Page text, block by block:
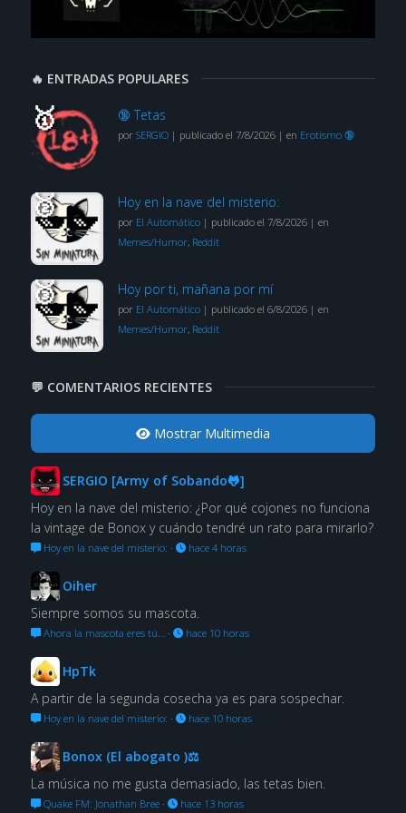
🔥 ENTRADAS POPULARES
🔞 Tetas
por SERGIO| publicado el 7/8/2026| en Erotismo 🔞
Hoy en la nave del misterio:
por El Automático| publicado el 7/8/2026| en
Memes/Humor, Reddit
Hoy por ti, mañana por mí
por El Automático| publicado el 6/8/2026| en
Memes/Humor, Reddit
💬 COMENTARIOS RECIENTES
Mostrar Multimedia
SERGIO [Army of Sobando🐸]
Hoy en la nave del misterio: ¿Por qué cojones no funciona
la vintage de Bonox y cuándo tendré un rato para mirarlo?
Hoy en la nave del misterio: · hace 4 horas
Oiher
Siempre somos su mascota.
Ahora la mascota eres tú… · hace 10 horas
HpTk
A partir de la segunda cosecha ya es para sospechar.
Hoy en la nave del misterio: · hace 10 horas
Bonox (El abogato )⚖
La música no me gusta demasiado, las tetas bien.
Quake FM: Jonathan Bree· hace 13 horas